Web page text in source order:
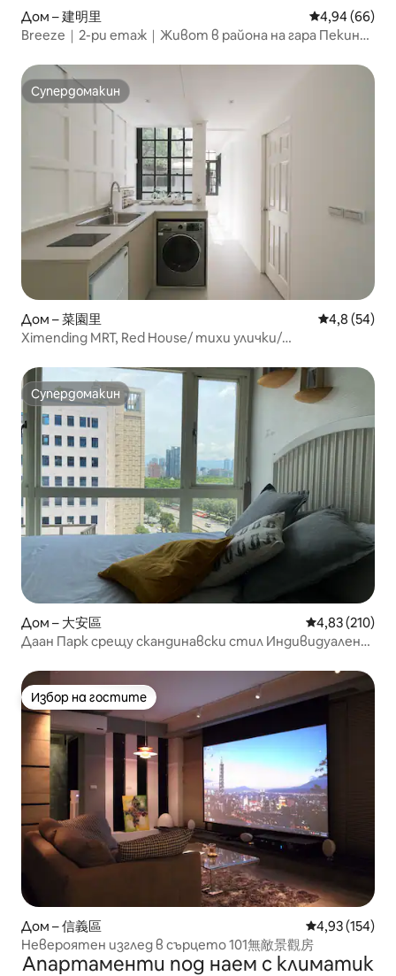
Дом – 建明里 Средна
4,94 (66)
Breeze｜2-ри етаж｜Живот в района на гара Пекин｜
гара Тайпе｜Храна и пазаруване｜Леко метро до
летището
Супердомакин
Супердомакин
Дом – 菜園里 Средна
4,8 (54)
Ximending MRT, Red House/ тихи улички/
няколко крачки от популярните атракции ~
Супердомакин
Супердомакин
Дом – 大安區 Средна
4,83 (210)
Даан Парк срещу скандинавски стил Индивидуален
Избор на гостите
Избор на гостите
Дом – 信義區 Средна
4,93 (154)
Невероятен изглед в сърцето 101無敵景觀房
Апартаменти под наем с климатик